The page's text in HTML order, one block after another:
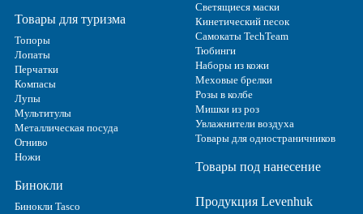
Товары для туризма
Топоры
Лопаты
Перчатки
Компасы
Лупы
Мультитулы
Металлическая посуда
Огниво
Ножи
Бинокли
Бинокли Tasco
Светящиеся маски
Кинетический песок
Самокаты TechTeam
Тюбинги
Наборы из кожи
Меховые брелки
Розы в колбе
Мишки из роз
Увлажнители воздуха
Товары для одностраничников
Товары под нанесение
Продукция Levenhuk